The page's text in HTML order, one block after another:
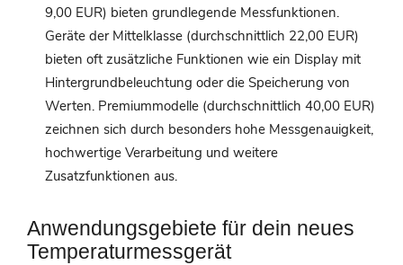
9,00 EUR) bieten grundlegende Messfunktionen.
Geräte der Mittelklasse (durchschnittlich 22,00 EUR)
bieten oft zusätzliche Funktionen wie ein Display mit
Hintergrundbeleuchtung oder die Speicherung von
Werten. Premiummodelle (durchschnittlich 40,00 EUR)
zeichnen sich durch besonders hohe Messgenauigkeit,
hochwertige Verarbeitung und weitere
Zusatzfunktionen aus.
Anwendungsgebiete für dein neues
Temperaturmessgerät